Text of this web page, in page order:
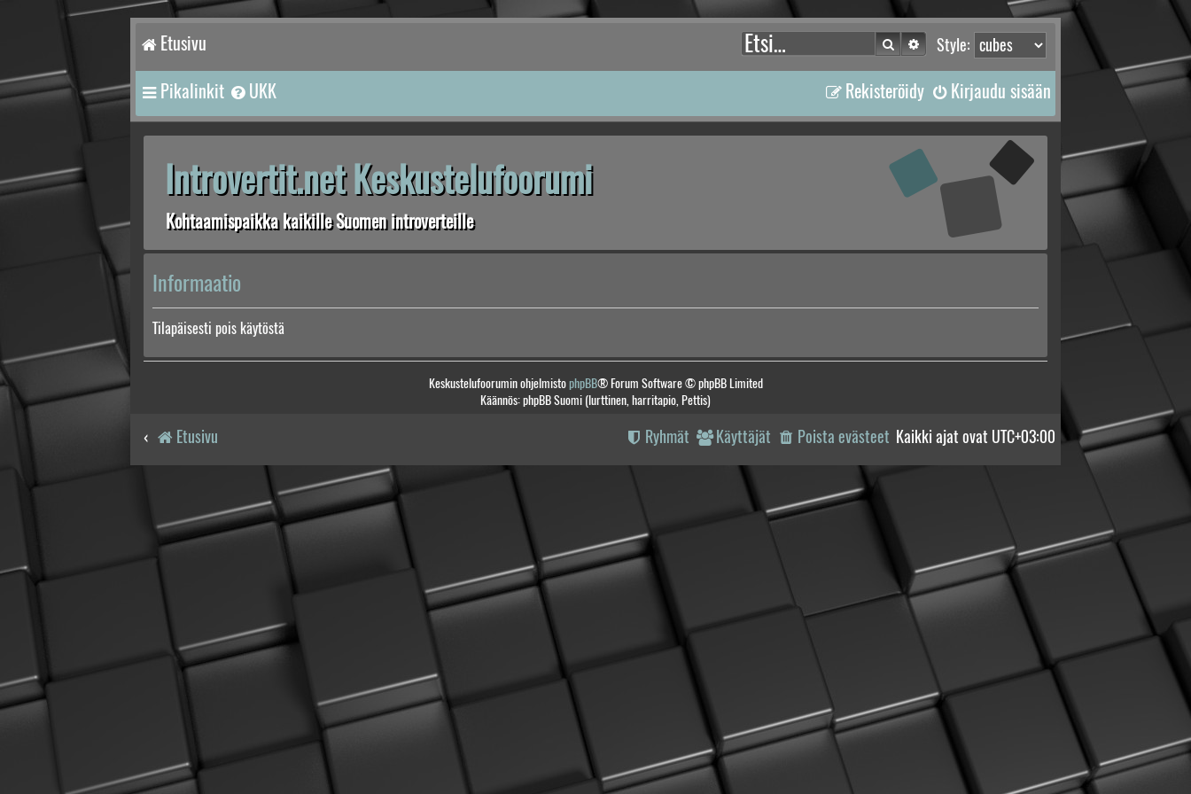
Etusivu Style:
Etsi Tarkennettu haku
Pikalinkit UKK Kirjaudu sisään
Rekisteröidy
Introvertit.net Keskustelufoorumi
Kohtaamispaikka kaikille Suomen introverteille
Informaatio
Tilapäisesti pois käytöstä
Keskustelufoorumin ohjelmistophpBB® Forum Software © phpBB Limited
Käännös: phpBB Suomi (lurttinen, harritapio, Pettis)
Etusivu Kaikki ajat ovat UTC+03:00
Poista evästeet
Käyttäjät
Ryhmät